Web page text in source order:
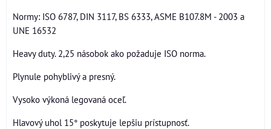
Normy: ISO 6787, DIN 3117, BS 6333, ASME B107.8M - 2003 a
UNE 16532
Heavy duty. 2,25 násobok ako požaduje ISO norma.
Plynule pohyblivý a presný.
Vysoko výkoná legovaná oceľ.
Hlavový uhol 15° poskytuje lepšiu prístupnosť.